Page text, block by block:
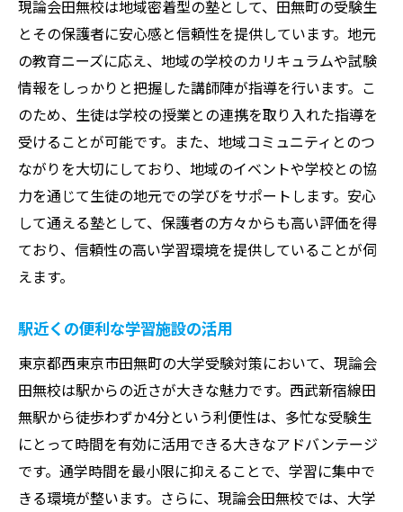
現論会田無校は地域密着型の塾として、田無町の受験生
とその保護者に安心感と信頼性を提供しています。地元
の教育ニーズに応え、地域の学校のカリキュラムや試験
情報をしっかりと把握した講師陣が指導を行います。こ
のため、生徒は学校の授業との連携を取り入れた指導を
受けることが可能です。また、地域コミュニティとのつ
ながりを大切にしており、地域のイベントや学校との協
力を通じて生徒の地元での学びをサポートします。安心
して通える塾として、保護者の方々からも高い評価を得
ており、信頼性の高い学習環境を提供していることが伺
えます。
駅近くの便利な学習施設の活用
東京都西東京市田無町の大学受験対策において、現論会
田無校は駅からの近さが大きな魅力です。西武新宿線田
無駅から徒歩わずか4分という利便性は、多忙な受験生
にとって時間を有効に活用できる大きなアドバンテージ
です。通学時間を最小限に抑えることで、学習に集中で
きる環境が整います。さらに、現論会田無校では、大学